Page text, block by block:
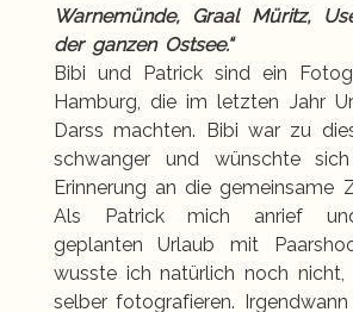
Warnemünde, Graal Müritz,
der ganzen Ostsee.“
Bibi und Patricksind ein
Hamburg, die im letzten Jahr
Darss machten. Bibi war zu
schwanger und wünschte
Erinnerung an die gemeinsame
Als Patrick mich anrief
geplanten Urlaub mit
wusste ich natürlich noch
selber fotografieren.